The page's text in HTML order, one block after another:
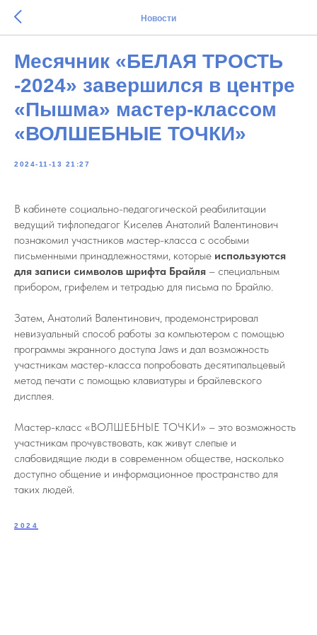
Новости
Месячник «БЕЛАЯ ТРОСТЬ
-2024» завершился в центре
«Пышма» мастер-классом
«ВОЛШЕБНЫЕ ТОЧКИ»
2024-11-13 21:27
В кабинете социально-педагогической реабилитации
ведущий тифлопедагог Киселев Анатолий Валентинович
познакомил участников мастер-класса с особыми
письменными принадлежностями, которые используются
для записи символов шрифта Брайля – специальным
прибором, грифелем и тетрадью для письма по Брайлю.
Затем, Анатолий Валентинович, продемонстрировал
невизуальный способ работы за компьютером с помощью
программы экранного доступа Jaws и дал возможность
участникам мастер-класса попробовать десятипальцевый
метод печати с помощью клавиатуры и брайлевского
дисплея.
Мастер-класс «ВОЛШЕБНЫЕ ТОЧКИ» – это возможность
участникам прочувствовать, как живут слепые и
слабовидящие люди в современном обществе, насколько
доступно общение и информационное пространство для
таких людей.
2024